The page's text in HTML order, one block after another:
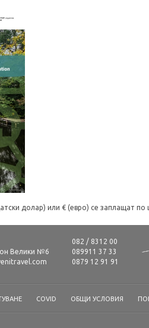
долар) или € (евро) се заплащат
Велики №6
082 / 8312 00
089911 37 33
0879 12 91 91
COVID ОБЩИ УСЛОВИЯ